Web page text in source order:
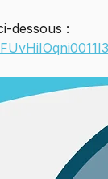
dessous :